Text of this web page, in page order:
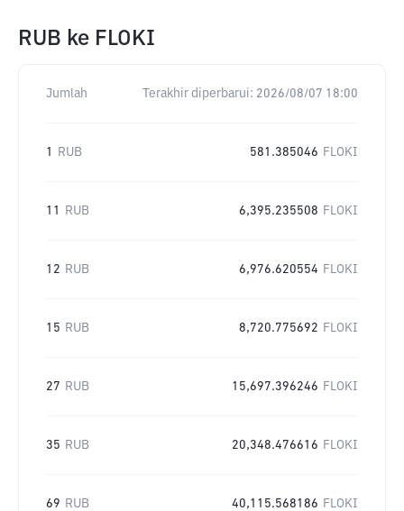
RUB ke FLOKI
Jumlah Terakhir diperbarui: 2026/08/07 18:00
1 RUB 581.385046 FLOKI
11 RUB 6,395.235508 FLOKI
12 RUB 6,976.620554 FLOKI
15 RUB 8,720.775692 FLOKI
27 RUB 15,697.396246 FLOKI
35 RUB 20,348.476616 FLOKI
69 RUB 40,115.568186 FLOKI